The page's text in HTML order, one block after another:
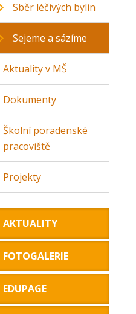
Sběr léčivých bylin
Sejeme a sázíme
Aktuality v MŠ
Dokumenty
Školní poradenské
pracoviště
Projekty
AKTUALITY
FOTOGALERIE
EDUPAGE